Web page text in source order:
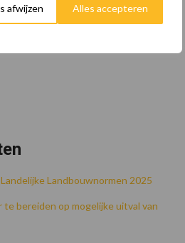
afwijzen Alles accepteren
Landbouwnormen 2025
bereiden op mogelijke uitval van